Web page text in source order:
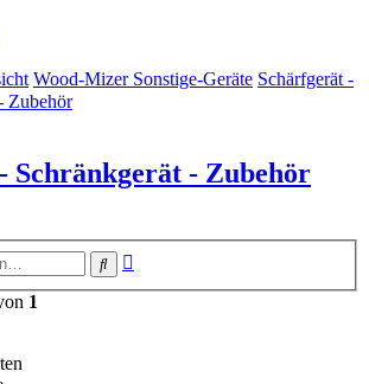
Wood-Mizer Sonstige-Geräte Schärfgerät -
Zubehör
Schränkgerät - Zubehör
Suche
1